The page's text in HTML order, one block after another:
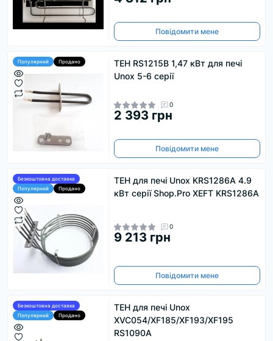
Повідомити мене
Популярний Продано
ТЕН RS1215В 1,47 кВт для печі
Unox 5-6 серії
0
2 393 грн
Повідомити мене
Безкоштовна доставка
Популярний
Продано
ТЕН для печі Unox KRS1286A 4.9
кВт серії Shop.Pro XEFT KRS1286A
0
9 213 грн
Повідомити мене
Безкоштовна доставка
Популярний
Продано
ТЕН для печі Unox
XVC054/XF185/XF193/XF195
RS1090А